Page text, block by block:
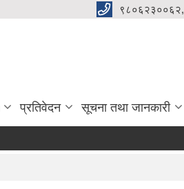
प्रतिवेदन सूचना तथा जानकारी